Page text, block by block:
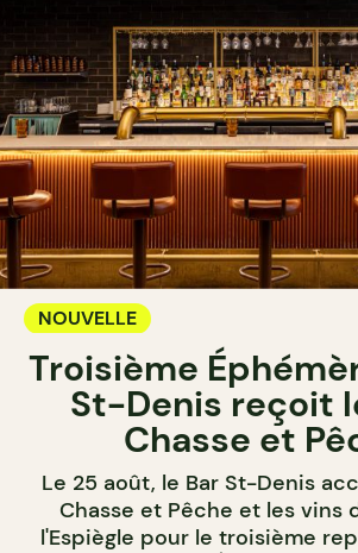
NOUVELLE
Troisième
St-Denis reçoit
Chasse et
Le 25 août, le Bar St-Denis
Chasse et Pêche et les vins
l'Espiègle pour le troisième